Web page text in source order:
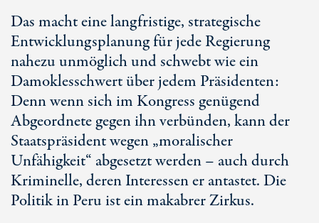
Das macht eine langfristige, strategische
Entwicklungsplanung für jede Regierung
nahezu unmöglich und schwebt wie ein
Damoklesschwert über jedem Präsidenten:
Denn wenn sich im Kongress genügend
Abgeordnete gegen ihn verbünden, kann der
Staatspräsident wegen „moralischer
Unfähigkeit“ abgesetzt werden – auch durch
Kriminelle, deren Interessen er antastet. Die
Politik in Peru ist ein makabrer Zirkus.